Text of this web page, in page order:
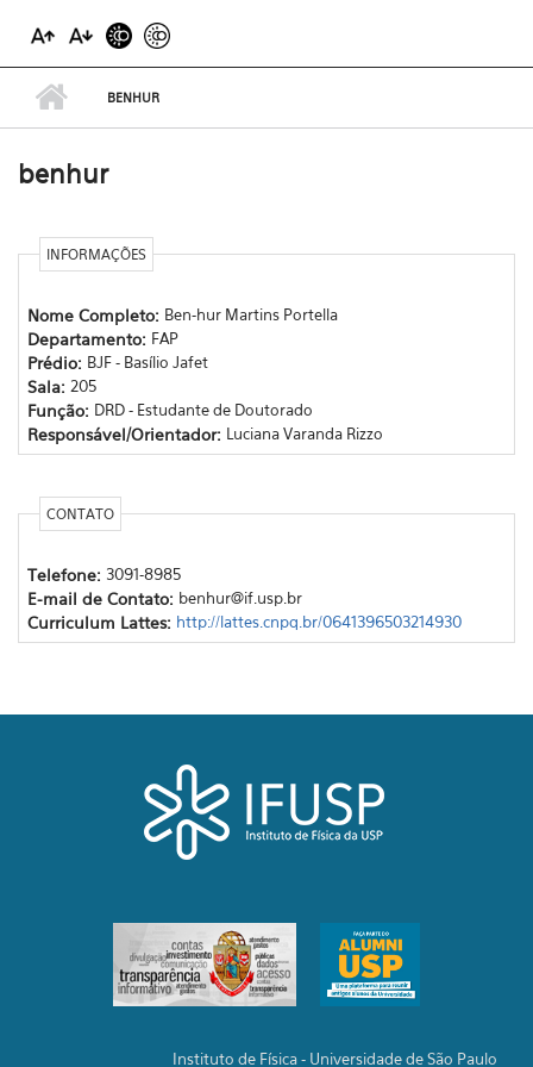
BENHUR
benhur
INFORMAÇÕES
Nome Completo: Ben-hur Martins Portella
Departamento: FAP
Prédio: BJF - Basílio Jafet
Sala: 205
Função: DRD - Estudante de Doutorado
Responsável/Orientador: Luciana Varanda Rizzo
CONTATO
Telefone: 3091-8985
E-mail de Contato: benhur@if.usp.br
Curriculum Lattes: http://lattes.cnpq.br/0641396503214930
Instituto de Física - Universidade de São Paulo